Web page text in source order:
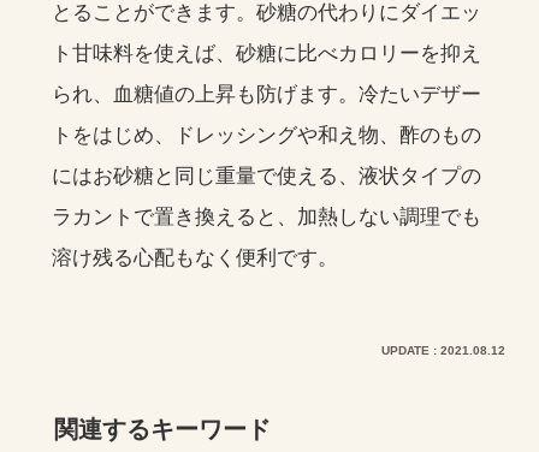
とることができます。砂糖の代わりにダイエッ
ト甘味料を使えば、砂糖に比べカロリーを抑え
られ、血糖値の上昇も防げます。冷たいデザー
トをはじめ、ドレッシングや和え物、酢のもの
にはお砂糖と同じ重量で使える、液状タイプの
ラカントで置き換えると、加熱しない調理でも
溶け残る心配もなく便利です。
UPDATE : 2021.08.12
関連するキーワード